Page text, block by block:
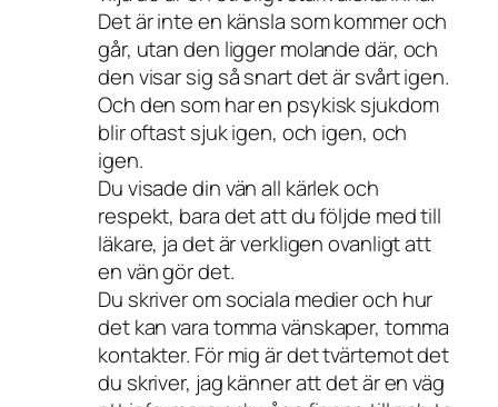
Det är inte en känsla som kommer och
går, utan den ligger molande där, och
den visar sig så snart det är svårt igen.
Och den som har en psykisk sjukdom
blir oftast sjuk igen, och igen, och
igen.
Du visade din vän all kärlek och
respekt, bara det att du följde med till
läkare, ja det är verkligen ovanligt att
en vän gör det.
Du skriver om sociala medier och hur
det kan vara tomma vänskaper, tomma
kontakter. För mig är det tvärtemot det
du skriver, jag känner att det är en väg